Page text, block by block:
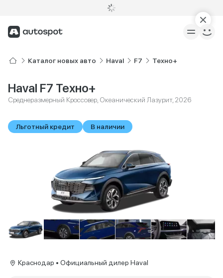
Каталог новых авто Haval F7 Техно+
Haval F7 Техно+
Среднеразмерный Кроссовер, Океанический Лазурит, 2026
Льготный кредит В наличии
Краснодар • Официальный дилер Haval